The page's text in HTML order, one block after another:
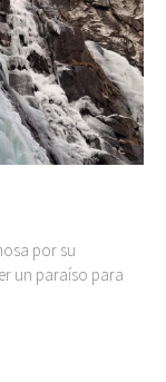
por su
un paraíso para